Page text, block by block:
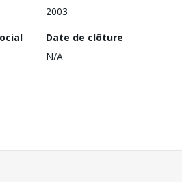
2003
Date de clôture
N/A